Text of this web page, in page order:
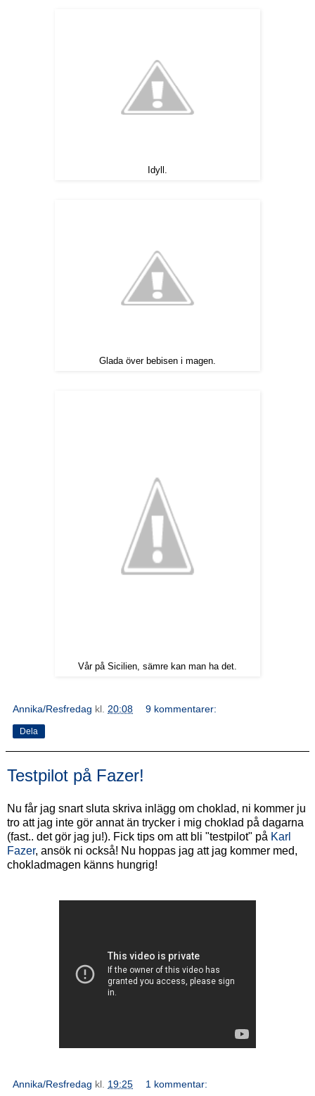
Idyll.
Glada över bebisen i magen.
Vår på Sicilien, sämre kan man ha det.
Annika/Resfredag kl. 20:08 9 kommentarer:
Dela
Testpilot på Fazer!
Nu får jag snart sluta skriva inlägg om choklad, ni kommer ju
tro att jag inte gör annat än trycker i mig choklad på dagarna
(fast.. det gör jag ju!). Fick tips om att bli "testpilot" på Karl
Fazer, ansök ni också! Nu hoppas jag att jag kommer med,
chokladmagen känns hungrig!
Annika/Resfredag kl. 19:25 1 kommentar: